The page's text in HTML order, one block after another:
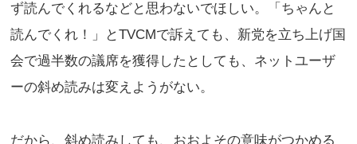
ず読んでくれるなどと思わないでほしい。「ちゃんと
読んでくれ！」とTVCMで訴えても、新党を立ち上げ国
会で過半数の議席を獲得したとしても、ネットユーザ
ーの斜め読みは変えようがない。
だから、斜め読みしても、おおよその意味がつかめる